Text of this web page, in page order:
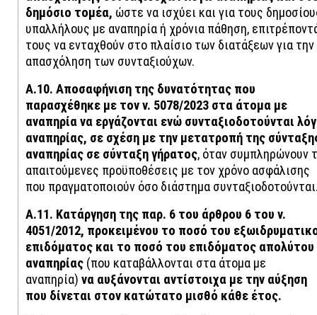
δημόσιο τομέα, ώστε να ισχύει και για τους
υπαλλήλους με αναπηρία ή χρόνια πάθηση,
τους να ενταχθούν στο πλαίσιο των διατάξεων για την
απασχόληση των συνταξιούχων.
Α.10. Αποσαφήνιση της δυνατότητας που
παρασχέθηκε με τον ν. 5078/2023 στα άτομα με
αναπηρία να εργάζονται ενώ συνταξιοδοτούνται
αναπηρίας, σε σχέση με την μετατροπή της
αναπηρίας σε σύνταξη γήρατος, όταν συμπληρώνουν
απαιτούμενες προϋποθέσεις με τον χρόνο ασφάλισης
που πραγματοποιούν όσο διάστημα
A.11. Kατάργηση της παρ. 6 του άρθρου 6 του ν.
4051/2012, προκειμένου το ποσό του
επιδόματος και το ποσό του επιδόματος απολύτου
αναπηρίας (που καταβάλλονται στα άτομα με
αναπηρία) να αυξάνονται αντίστοιχα με την αύξηση
που δίνεται στον κατώτατο μισθό κάθε έτος.